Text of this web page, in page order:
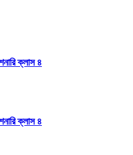
ক্লাস ৪
ক্লাস ৪